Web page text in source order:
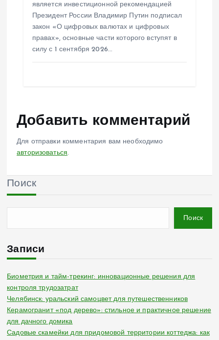
является инвестиционной рекомендацией
Президент России Владимир Путин подписал
закон «О цифровых валютах и цифровых
правах», основные части которого вступят в
силу с 1 сентября 2026…
Добавить комментарий
Для отправки комментария вам необходимо
авторизоваться.
Поиск
Поиск
Записи
Биометрия и тайм-трекинг: инновационные решения для
контроля трудозатрат
Челябинск: уральский самоцвет для путешественников
Керамогранит «под дерево»: стильное и практичное решение
для дачного домика
Садовые скамейки для придомовой территории коттеджа: как